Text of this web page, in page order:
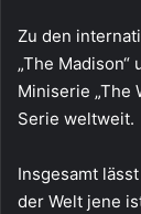
Zu den
„The Madison“
Miniserie „The
Serie weltweit.
Insgesamt
der Welt jene